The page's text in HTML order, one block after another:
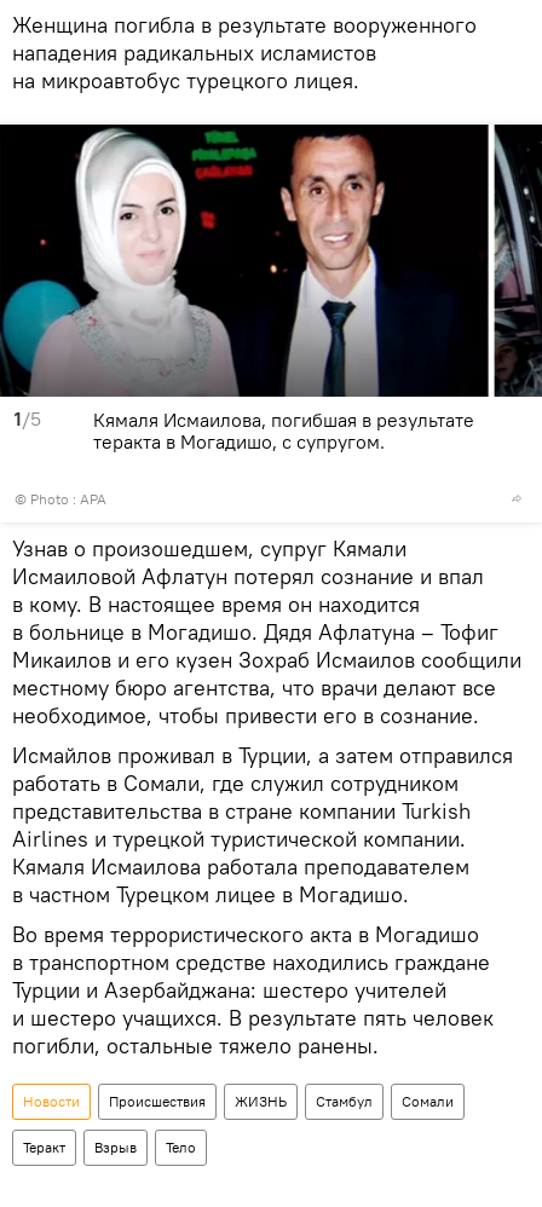
Женщина погибла в результате вооруженного
нападения радикальных исламистов
на микроавтобус турецкого лицея.
1/5
© Photo : APA
Кямаля Исмаилова, погибшая в результате
теракта в Могадишо, с супругом.
Узнав о произошедшем, супруг Кямали
Исмаиловой Афлатун потерял сознание и впал
в кому. В настоящее время он находится
в больнице в Могадишо. Дядя Афлатуна – Тофиг
Микаилов и его кузен Зохраб Исмаилов сообщили
местному бюро агентства, что врачи делают все
необходимое, чтобы привести его в сознание.
Исмайлов проживал в Турции, а затем отправился
работать в Сомали, где служил сотрудником
представительства в стране компании Turkish
Airlines и турецкой туристической компании.
Кямаля Исмаилова работала преподавателем
в частном Турецком лицее в Могадишо.
Во время террористического акта в Могадишо
в транспортном средстве находились граждане
Турции и Азербайджана: шестеро учителей
и шестеро учащихся. В результате пять человек
погибли, остальные тяжело ранены.
Новости Происшествия ЖИЗНЬ Стамбул Сомали
Теракт Взрыв Тело